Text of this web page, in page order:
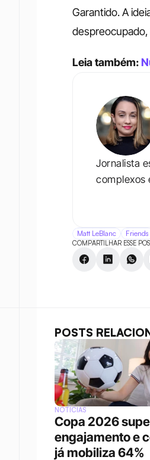
Garantido. A
Leia também:
Matt LeBlanc Friends
COMPARTILHAR ESSE
Jornalista
complexos
POSTS
NOTÍCIAS
Copa 2026
engajamento e
já mobiliza 64%